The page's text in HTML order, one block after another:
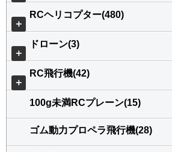
＋
RCヘリコプター(480)
＋
ドローン(3)
＋
RC飛行機(42)
100g未満RCプレーン(15)
ゴム動力プロペラ飛行機(28)